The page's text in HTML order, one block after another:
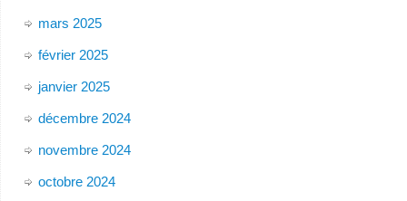
mars 2025
février 2025
janvier 2025
décembre 2024
novembre 2024
octobre 2024